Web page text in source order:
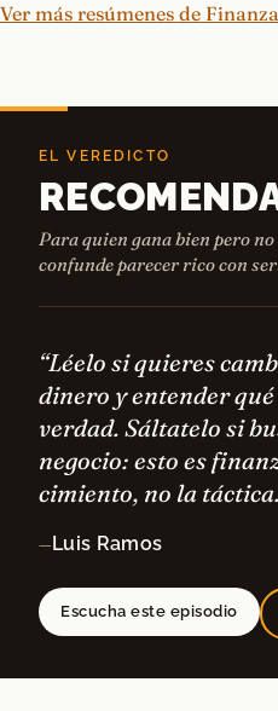
Ver más resúmenes de
EL VEREDICTO
Para quien gana bien pero
confunde parecer rico con
“Léelo si quieres
dinero y entender
verdad. Sáltatelo si
negocio: esto es
cimiento, no la
— Luis Ramos
Escucha este episodio